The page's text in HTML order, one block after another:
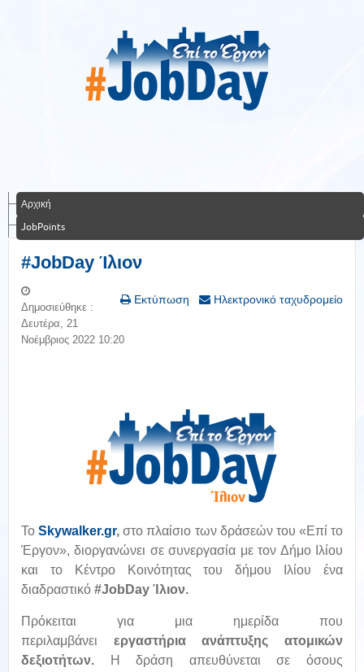
Αρχική
JobPoints
#JobDay Ίλιον
Εκτύπωση Ηλεκτρονικό ταχυδρομείο
Δημοσιεύθηκε :
Δευτέρα, 21
Νοέμβριος 2022 10:20
Το Skywalker.gr, στο πλαίσιο των δράσεών του «Επί το
Έργον», διοργανώνει σε συνεργασία με τον Δήμο Ιλίου
και το Κέντρο Κοινότητας του δήμου Ιλίου ένα
διαδραστικό #JobDay Ίλιον.
Πρόκειται για μια ημερίδα που
περιλαμβάνει εργαστήρια
ανάπτυξης ατομικών
δεξιοτήτων. Η δράση απευθύνεται σε όσους